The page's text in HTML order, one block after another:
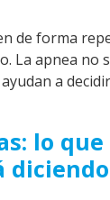
de forma
La apnea no
a
lo